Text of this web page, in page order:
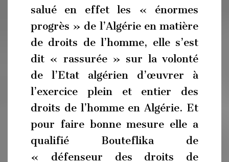
salué en effet les « énormes
progrès » de l’Algérie en matière
de droits de l’homme, elle s’est
dit « rassurée » sur la volonté
de l’Etat algérien d’œuvrer à
l’exercice plein et entier des
droits de l’homme en Algérie. Et
pour faire bonne mesure elle a
qualifié Bouteflika de
« défenseur des droits de